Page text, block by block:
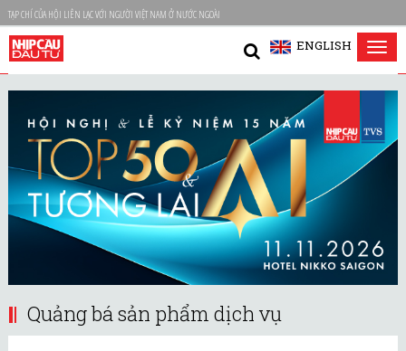
TẠP CHÍ CỦA HỘI LIÊN LẠC VỚI NGƯỜI VIỆT NAM Ở NƯỚC NGOÀI
ENGLISH
Quảng bá sản phẩm dịch vụ